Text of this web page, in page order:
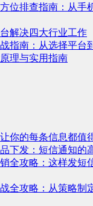
位排查指南：从手
解决四大行业工作
指南：从选择平台
理与实用指南
你的每条信息都值
下发：短信通知的
全攻略：这样发短
全攻略：从策略制